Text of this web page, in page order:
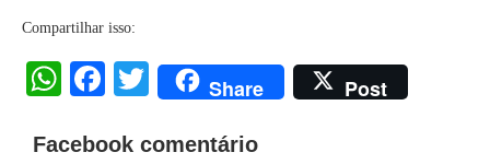
Compartilhar isso:
WhatsApp
Facebook
Twitter
Share Post
Facebook comentário